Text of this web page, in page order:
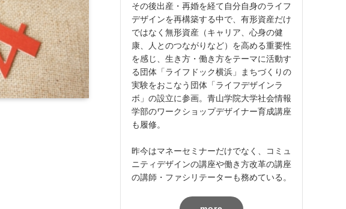
その後出産・再婚を経て自分自身のライフ
デザインを再構築する中で、有形資産だけ
ではなく無形資産（キャリア、心身の健
康、人とのつながりなど）を高める重要性
を感じ、生き方・働き方をテーマに活動す
る団体「ライフドック横浜」まちづくりの
実験をおこなう団体「ライフデザインラ
ボ」の設立に参画。青山学院大学社会情報
学部のワークショップデザイナー育成講座
も履修。
昨今はマネーセミナーだけでなく、コミュ
ニティデザインの講座や働き方改革の講座
の講師・ファシリテーターも務めている。